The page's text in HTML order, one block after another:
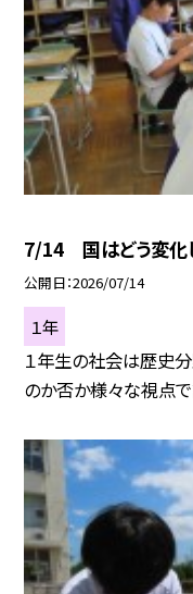
7/14 国はどう変化
公開日 2026/07/14
１年
１年生の社会は歴史分
のか否か様々な視点